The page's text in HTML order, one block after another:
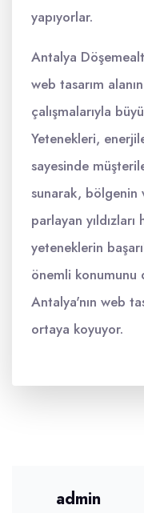
yapıyorlar.
Antalya
web tasarım
çalışmalarıyla
Yetenekleri,
sayesinde
sunarak, bölgenin
parlayan
yeteneklerin
önemli
Antalya'nın web
ortaya koyuyor.
admin